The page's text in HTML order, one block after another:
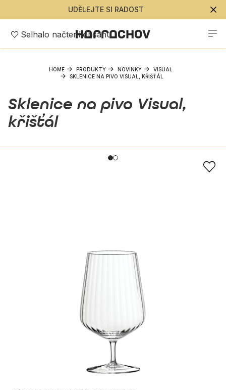
UDĚLEJTE SI RADOST
Selhalo načtení obsahu
HOME PRODUKTY NOVINKY
VISUAL
SKLENICE NA PIVO VISUAL, KŘIŠŤÁL
Sklenice na pivo Visual,
křišťál